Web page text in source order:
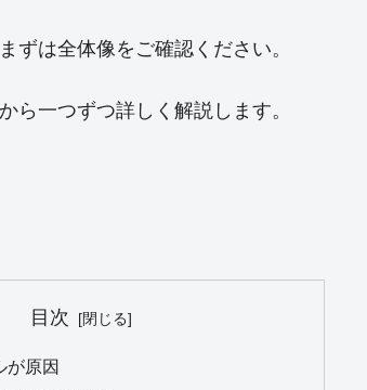
ずは全体像をご確認ください。
ら一つずつ詳しく解説します。
目次
が原因